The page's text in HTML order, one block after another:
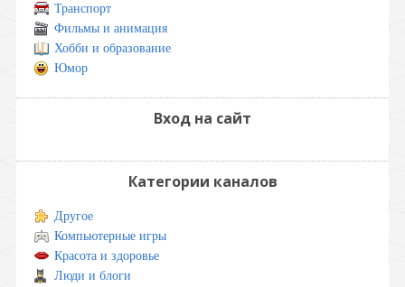
Транспорт
Фильмы и анимация
Хобби и образование
Юмор
Вход на сайт
Категории каналов
Другое
Компьютерные игры
Красота и здоровье
Люди и блоги